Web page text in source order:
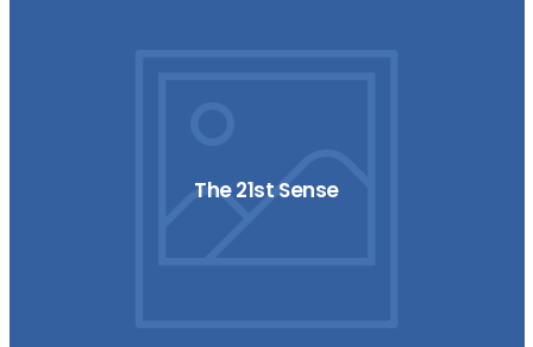
The 21st Sense